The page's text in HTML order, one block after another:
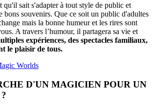
qu'il sait s'adapter à tout style de public et
bons souvenirs. Que ce soit un public d'adultes
mais la bonne humeur et les rires sont
A travers l’humour, il partagera sa vie et
expériences, des spectacles familiaux,
le plaisir de tous.
Worlds
D'UN MAGICIEN POUR UN